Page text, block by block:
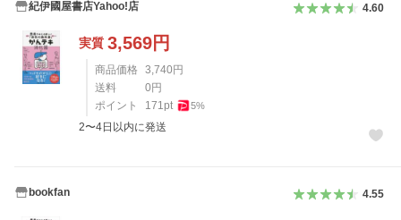
紀伊國屋書店Yahoo!店 4.60
実質 3,569円
商品価格 3,740 円
送料
0 円
ポイント
171pt 5%
2〜4日以内に発送
bookfan 4.55